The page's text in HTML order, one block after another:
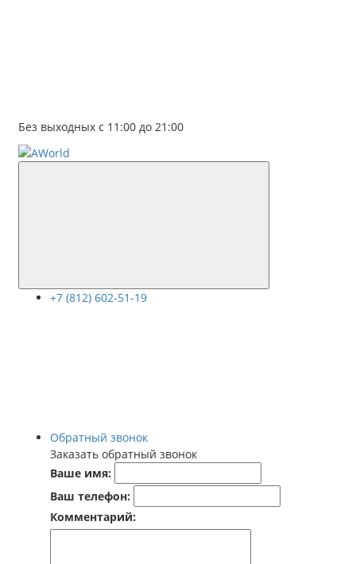
Без выходных с 11:00 до 21:00
+7 (812) 602-51-19
Обратный звонок
Заказать обратный звонок
Ваше имя:
Ваш телефон:
Комментарий: